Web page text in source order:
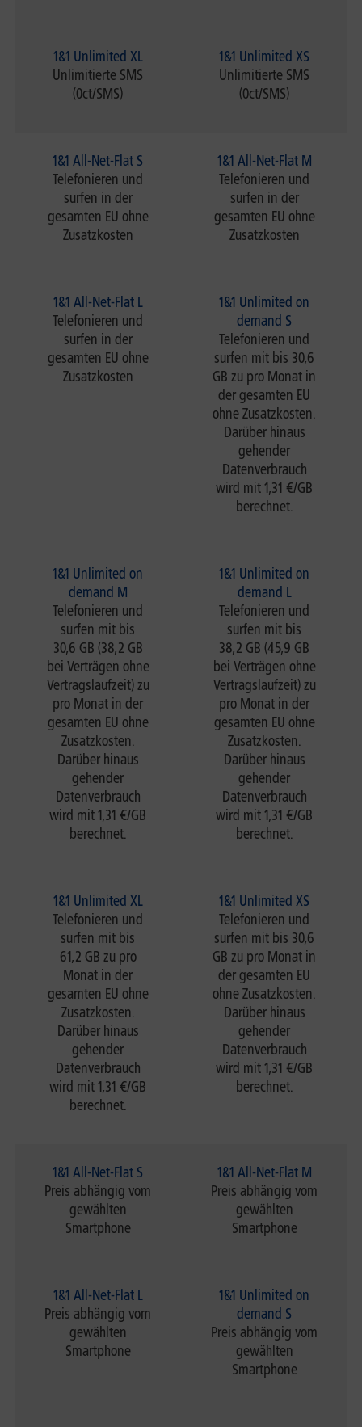
1&1 Unlimited XL
Unlimitierte SMS
(0ct/SMS)
1&1 Unlimited XS
Unlimitierte SMS
(0ct/SMS)
1&1 All-Net-Flat S
Telefonieren und
surfen in der
gesamten EU ohne
Zusatzkosten
1&1 All-Net-Flat M
Telefonieren und
surfen in der
gesamten EU ohne
Zusatzkosten
1&1 All-Net-Flat L
Telefonieren und
surfen in der
gesamten EU ohne
Zusatzkosten
1&1 Unlimited on
demand S
Telefonieren und
surfen mit bis 30,6
GB zu pro Monat in
der gesamten EU
ohne Zusatzkosten.
Darüber hinaus
gehender
Datenverbrauch
wird mit 1,31 €/GB
berechnet.
1&1 Unlimited on
demand M
Telefonieren und
surfen mit bis
30,6 GB (38,2 GB
bei Verträgen ohne
Vertragslaufzeit) zu
pro Monat in der
gesamten EU ohne
Zusatzkosten.
Darüber hinaus
gehender
Datenverbrauch
wird mit 1,31 €/GB
berechnet.
1&1 Unlimited on
demand L
Telefonieren und
surfen mit bis
38,2 GB (45,9 GB
bei Verträgen ohne
Vertragslaufzeit) zu
pro Monat in der
gesamten EU ohne
Zusatzkosten.
Darüber hinaus
gehender
Datenverbrauch
wird mit 1,31 €/GB
berechnet.
1&1 Unlimited XL
Telefonieren und
surfen mit bis
61,2 GB zu pro
Monat in der
gesamten EU ohne
Zusatzkosten.
Darüber hinaus
gehender
Datenverbrauch
wird mit 1,31 €/GB
berechnet.
1&1 Unlimited XS
Telefonieren und
surfen mit bis 30,6
GB zu pro Monat in
der gesamten EU
ohne Zusatzkosten.
Darüber hinaus
gehender
Datenverbrauch
wird mit 1,31 €/GB
berechnet.
1&1 All-Net-Flat S
Preis abhängig vom
gewählten
Smartphone
1&1 All-Net-Flat M
Preis abhängig vom
gewählten
Smartphone
1&1 All-Net-Flat L
Preis abhängig vom
gewählten
Smartphone
1&1 Unlimited on
demand S
Preis abhängig vom
gewählten
Smartphone